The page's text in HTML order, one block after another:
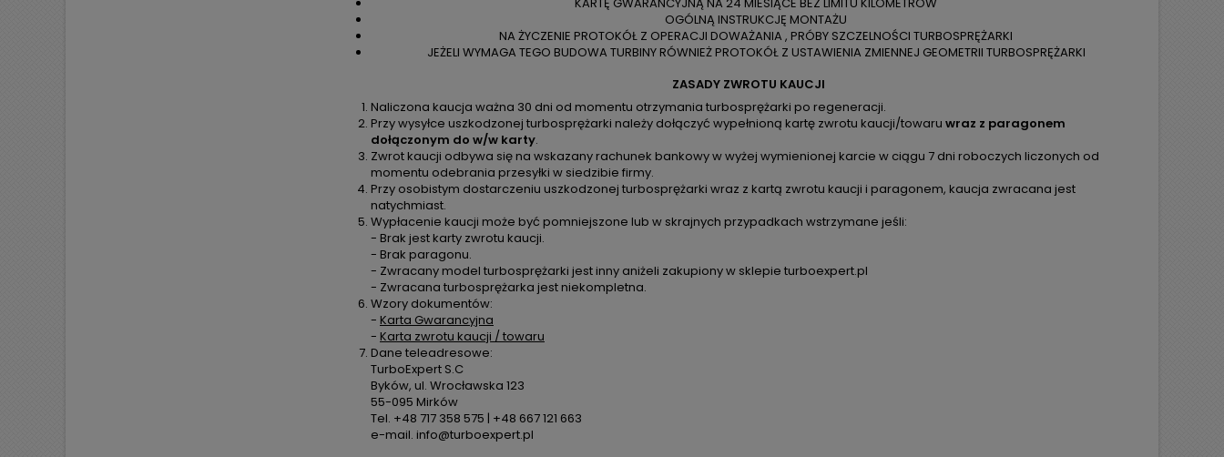
OGÓLNĄ INSTRUKCJĘ MONTAŻU
NA ŻYCZENIE PROTOKÓŁ Z OPERACJI DOWAŻANIA , PRÓBY SZCZELNOŚCI TURBOSPRĘŻARKI
JEŻELI WYMAGA TEGO BUDOWA TURBINY RÓWNIEŻ PROTOKÓŁ Z USTAWIENIA ZMIENNEJ GEOMETRII TURBOSPRĘŻARKI
ZASADY ZWROTU KAUCJI
Naliczona kaucja ważna 30 dni od momentu otrzymania turbosprężarki po regeneracji.
Przy wysyłce uszkodzonej turbosprężarki należy dołączyć wypełnioną kartę zwrotu kaucji/towaru wraz z paragonem
dołączonym do w/w karty.
Zwrot kaucji odbywa się na wskazany rachunek bankowy w wyżej wymienionej karcie w ciągu 7 dni roboczych liczonych od
momentu odebrania przesyłki w siedzibie firmy.
Przy osobistym dostarczeniu uszkodzonej turbosprężarki wraz z kartą zwrotu kaucji i paragonem, kaucja zwracana jest
natychmiast.
Wypłacenie kaucji może być pomniejszone lub w skrajnych przypadkach wstrzymane jeśli:
- Brak jest karty zwrotu kaucji.
- Brak paragonu.
- Zwracany model turbosprężarki jest inny aniżeli zakupiony w sklepie turboexpert.pl
- Zwracana turbosprężarka jest niekompletna.
Wzory dokumentów:
- Karta Gwarancyjna
- Karta zwrotu kaucji / towaru
Dane teleadresowe:
TurboExpert S.C
Byków, ul. Wrocławska 123
55-095 Mirków
Tel. +48 717 358 575 | +48 667 121 663
e-mail. info@turboexpert.pl